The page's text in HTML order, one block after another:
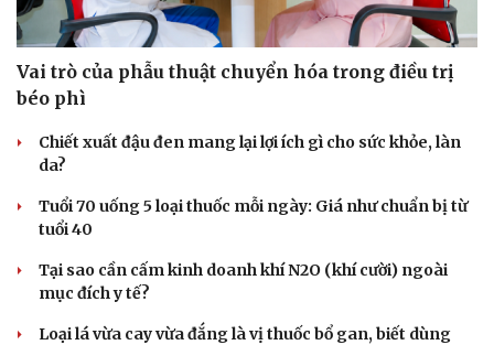
Vai trò của phẫu thuật chuyển hóa trong điều trị
béo phì
Chiết xuất đậu đen mang lại lợi ích gì cho sức khỏe, làn
da?
Tuổi 70 uống 5 loại thuốc mỗi ngày: Giá như chuẩn bị từ
tuổi 40
Tại sao cần cấm kinh doanh khí N2O (khí cười) ngoài
mục đích y tế?
Loại lá vừa cay vừa đắng là vị thuốc bổ gan, biết dùng